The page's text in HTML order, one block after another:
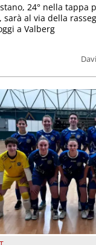
24° nella tappa
sarà al via della
a Valberg